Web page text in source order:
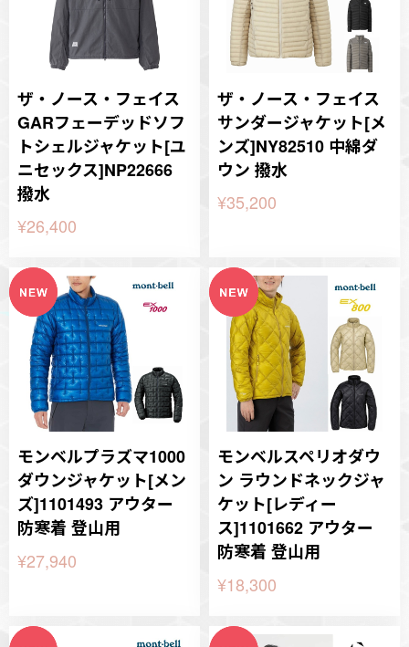
ザ・ノース・フェイス
GARフェーデッドソフ
トシェルジャケット[ユ
ニセックス]NP22666
撥水
¥26,400
ザ・ノース・フェイス
サンダージャケット[メ
ンズ]NY82510 中綿ダ
ウン 撥水
¥35,200
モンベルプラズマ1000
ダウンジャケット[メン
ズ]1101493 アウター
防寒着 登山用
¥27,940
モンベルスペリオダウ
ン ラウンドネックジャ
ケット[レディー
ス]1101662 アウター
防寒着 登山用
¥18,300